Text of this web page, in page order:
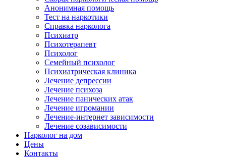
Анонимная помощь
Тест на наркотики
Справка нарколога
Психиатр
Психотерапевт
Психолог
Семейный психолог
Психиатрическая клиника
Лечение депрессии
Лечение психоза
Лечение панических атак
Лечение игромании
Лечение-интернет зависимости
Лечение созависимости
Нарколог на дом
Цены
Контакты